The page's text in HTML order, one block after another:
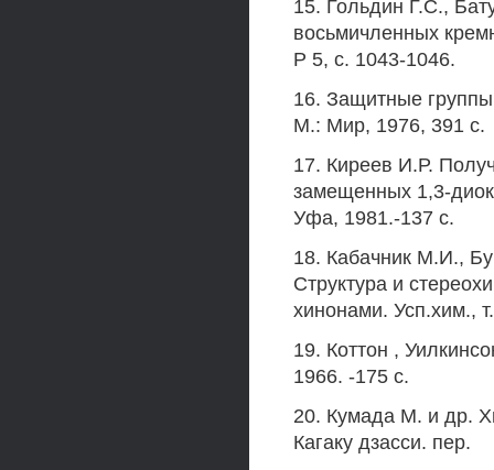
15. Гольдин Г.С.,
восьмичленных
Р 5, с. 1043-1046.
16. Защитные
М.: Мир, 1976, 391 с.
17. Киреев И.Р.
замещенных 1,3-
Уфа, 1981.-137 с.
18. Кабачник М.И.,
Структура и
хинонами. Усп.хим.,
19. Коттон ,
1966. -175 с.
20. Кумада М. и др.
Кагаку дзасси. пер.